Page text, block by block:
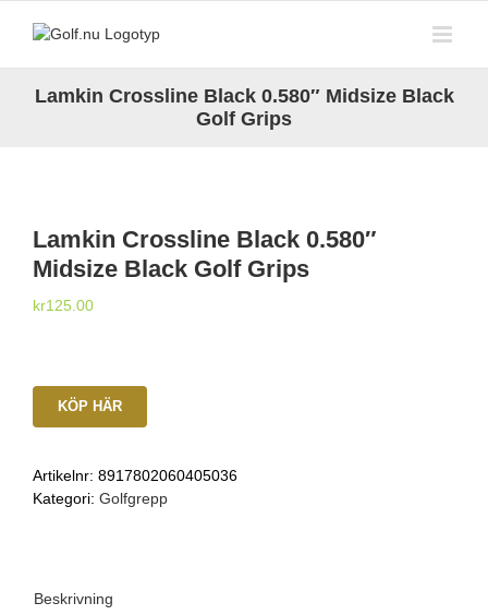
Lamkin Crossline Black 0.580″ Midsize Black
Golf Grips
Lamkin Crossline Black 0.580″
Midsize Black Golf Grips
kr125.00
KÖP HÄR
Artikelnr: 8917802060405036
Kategori: Golfgrepp
Beskrivning